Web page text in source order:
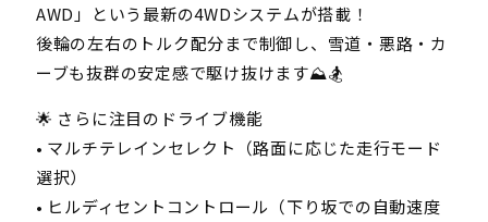
AWD」という最新の4WDシステムが搭載！
後輪の左右のトルク配分まで制御し、雪道・悪路・カ
ーブも抜群の安定感で駆け抜けます⛰️🏂
🌟 さらに注目のドライブ機能
• マルチテレインセレクト（路面に応じた走行モード
選択）
• ヒルディセントコントロール（下り坂での自動速度